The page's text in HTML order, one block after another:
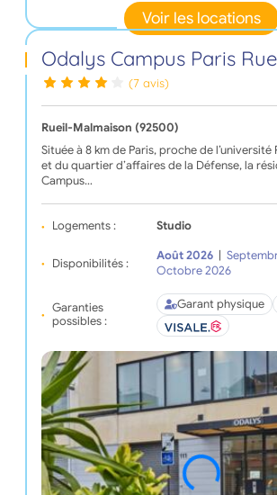
Voir les locations
Odalys Campus Paris
(7 avis)
Rueil-Malmaison (92500)
Située à 8 km de Paris, proche de l’université
et du quartier d’affaires de la Défense, la
Campus…
Logements : Studio
Disponibilités :
Août 2026
Octobre 2026
Garanties
possibles :
Garant physique